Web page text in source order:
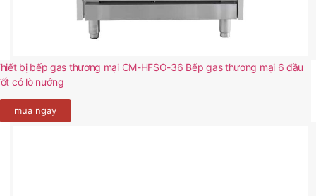
bị bếp gas thương mại CM-HFSO-36 Bếp gas thương mại 6 đầu
có lò nướng
mua ngay